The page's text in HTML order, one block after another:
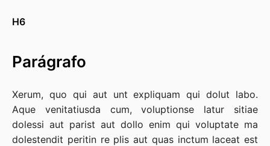
H6
Parágrafo
Xerum, quo qui aut unt expliquam qui dolut labo.
Aque venitatiusda cum, voluptionse latur sitiae
dolessi aut parist aut dollo enim qui voluptate ma
dolestendit peritin re plis aut quas inctum laceat est